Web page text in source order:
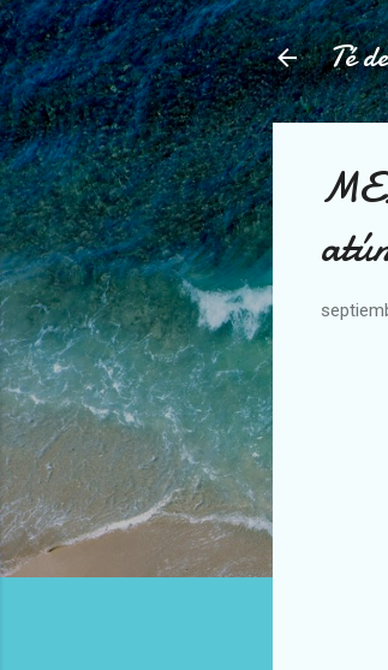
Té